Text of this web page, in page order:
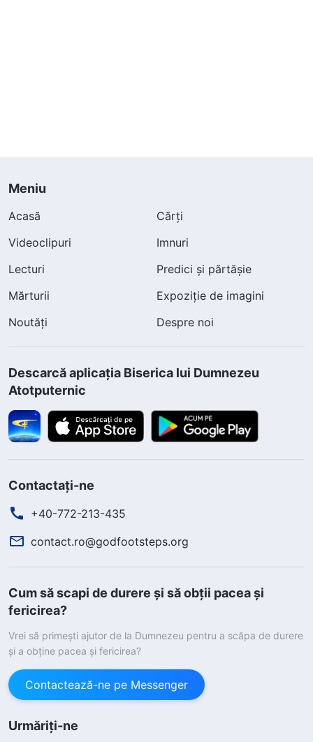
Meniu
Acasă
Cărți
Videoclipuri
Imnuri
Lecturi
Predici și părtășie
Mărturii
Expoziție de imagini
Noutăți
Despre noi
Descarcă aplicația Biserica lui Dumnezeu
Atotputernic
Contactați-ne
+40-772-213-435
contact.ro@godfootsteps.org
Cum să scapi de durere și să obții pacea și
fericirea?
Vrei să primești ajutor de la Dumnezeu pentru a scăpa de durere
și a obține pacea și fericirea?
Contactează-ne pe Messenger
Urmăriți-ne